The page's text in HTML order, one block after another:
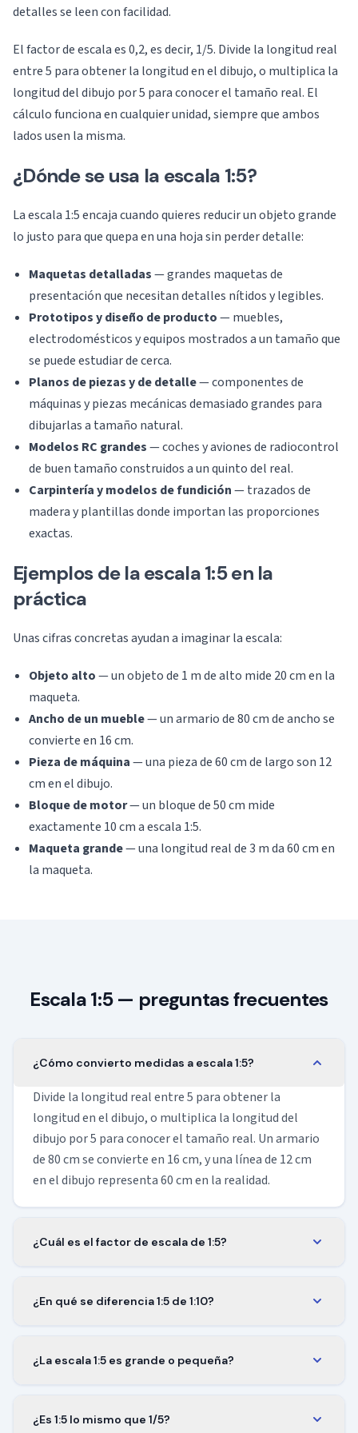
detalles se leen con facilidad.
El factor de escala es 0,2, es decir, 1/5. Divide la longitud real
entre 5 para obtener la longitud en el dibujo, o multiplica la
longitud del dibujo por 5 para conocer el tamaño real. El
cálculo funciona en cualquier unidad, siempre que ambos
lados usen la misma.
¿Dónde se usa la escala 1:5?
La escala 1:5 encaja cuando quieres reducir un objeto grande
lo justo para que quepa en una hoja sin perder detalle:
Maquetas detalladas— grandes maquetas de
presentación que necesitan detalles nítidos y legibles.
Prototipos y diseño de producto— muebles,
electrodomésticos y equipos mostrados a un tamaño que
se puede estudiar de cerca.
Planos de piezas y de detalle— componentes de
máquinas y piezas mecánicas demasiado grandes para
dibujarlas a tamaño natural.
Modelos RC grandes— coches y aviones de radiocontrol
de buen tamaño construidos a un quinto del real.
Carpintería y modelos de fundición— trazados de
madera y plantillas donde importan las proporciones
exactas.
Ejemplos de la escala 1:5 en la
práctica
Unas cifras concretas ayudan a imaginar la escala:
Objeto alto— un objeto de 1 m de alto mide 20 cm en la
maqueta.
Ancho de un mueble— un armario de 80 cm de ancho se
convierte en 16 cm.
Pieza de máquina— una pieza de 60 cm de largo son 12
cm en el dibujo.
Bloque de motor— un bloque de 50 cm mide
exactamente 10 cm a escala 1:5.
Maqueta grande— una longitud real de 3 m da 60 cm en
la maqueta.
Escala 1:5 — preguntas frecuentes
¿Cómo convierto medidas a escala 1:5?
Divide la longitud real entre 5 para obtener la
longitud en el dibujo, o multiplica la longitud del
dibujo por 5 para conocer el tamaño real. Un armario
de 80 cm se convierte en 16 cm, y una línea de 12 cm
en el dibujo representa 60 cm en la realidad.
¿Cuál es el factor de escala de 1:5?
cualquier longitud real por 0,2 para obtener su
¿En qué se diferencia 1:5 de 1:10?
1:10, por lo que el mismo objeto ocupa cuatro veces
que el 1:10 permite que quepa un objeto más grande
¿La escala 1:5 es grande o pequeña?
número, mayor es el dibujo. El 1:5 muestra los
¿Es 1:5 lo mismo que 1/5?